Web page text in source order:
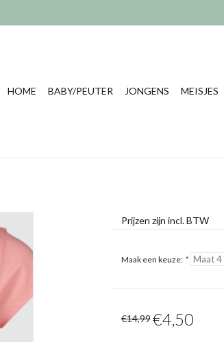
HOME BABY/PEUTER JONGENS MEISJES
Prijzen zijn incl. BTW
Maak een keuze: *
€14,99 €4,50